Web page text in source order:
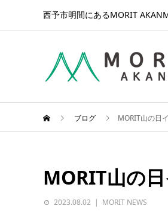
西予市明間にあるMORIT
ブログ MORIT山の日
MORIT山の
2023.08.02 MORIT NEWS